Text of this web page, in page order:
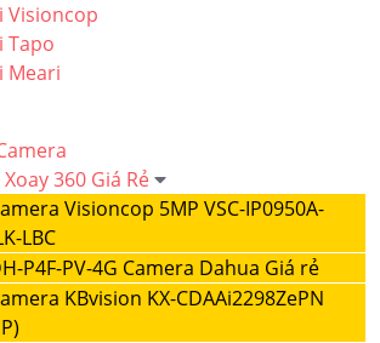
Visioncop
Tapo
Meari
360 Giá Rẻ
Visioncop 5MP VSC-IP0950A-
LBC
P4F-PV-4G Camera Dahua Giá rẻ
KBvision KX-CDAAi2298ZePN